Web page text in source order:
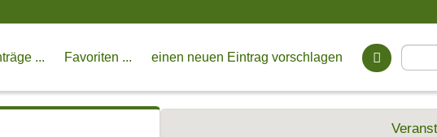
... Favoriten ... einen neuen Eintrag vorschlagen